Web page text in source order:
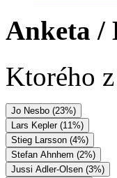
Anketa /
Ktorého
Jo Nesbo (23%)
Lars Kepler (11%)
Stieg Larsson (4%)
Stefan Ahnhem (2%)
Jussi Adler-Olsen (3%)